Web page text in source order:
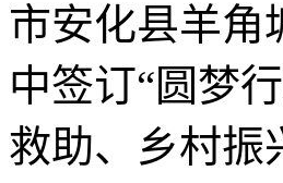
市安化县羊角
中签订“圆梦
救助、乡村振